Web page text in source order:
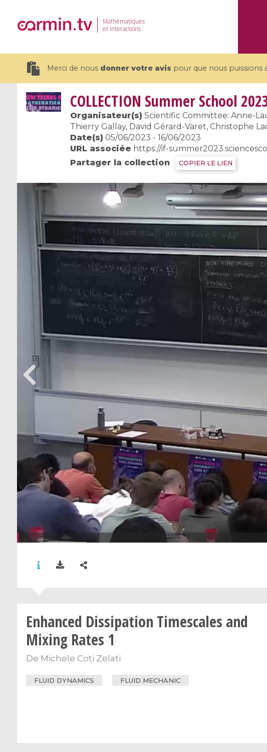
Mathématiques
et Interactions
Merci de nous donner votre avis pour que nous puissions
19 videos
CEMRACS 2026 : Modeling and AI
Centre d'Eté Mathématique de
Recherche Avancée en Calcul
Coulomb branches
quantum groups /
Coulomb et
affines
COLLECTION Summer School
Organisateur(s) Scientific Committee: Anne-
Thierry Gallay, David Gérard-Varet, Christophe
Date(s) 05/06/2023 - 16/06/2023
URL associée https://if-
Partager la collection
COPIER LE LIEN
Enhanced Dissipation Timescales and
Mixing Rates 1
De Michele Coti Zelati
FLUID DYNAMICS FLUID MECHANIC